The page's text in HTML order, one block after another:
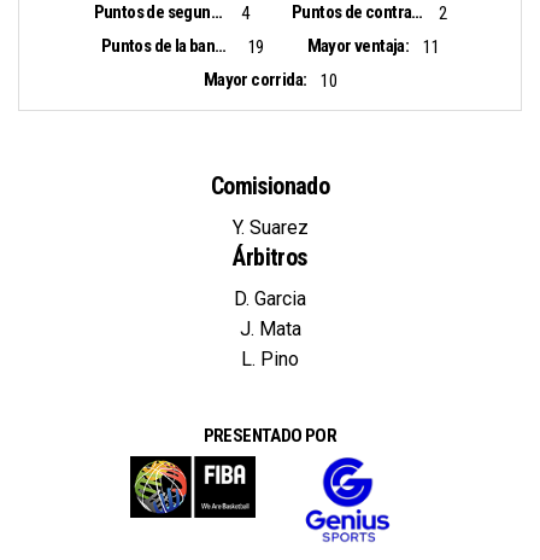
Puntos de segunda oportunidad:
4 Puntos de contra ataque:
2
Puntos de la banca:
19 Mayor ventaja:
11
Mayor corrida:
10
Comisionado
Y. Suarez
Árbitros
D. Garcia
J. Mata
L. Pino
PRESENTADO POR